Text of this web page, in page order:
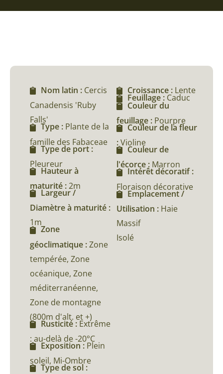
Nom latin : Cercis
Canadensis 'Ruby
Falls'
Type : Plante de la
famille des Fabaceae
Type de port :
Pleureur
Hauteur à
maturité :2m
Largeur /
Diamètre à maturité :
1m
Zone
géoclimatique :Zone
tempérée, Zone
océanique, Zone
méditerranéenne,
Zone de montagne
(800m d'alt. et +)
Rusticité :Extrême
: au-delà de -20°C
Exposition : Plein
soleil, Mi-Ombre
Type de sol :
Croissance : Lente
Feuillage : Caduc
Couleur du
feuillage : Pourpre
Couleur de la fleur
:Violine
Couleur de
l'écorce : Marron
Intérêt décoratif :
Floraison décorative
Emplacement /
Utilisation : Haie
Massif
Isolé